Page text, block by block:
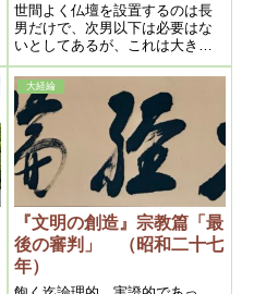
世間よく仏壇を設置するのは長
男だけで、次男以下は必要はな
いとしてあるが、これは大きな
誤りである。何となれば両親が
生きているとして、長男だけが
好遇し、次男以下は冷遇または
寄付けさせないとしたら、大な
る親不幸となるではないか。そ
ういう場合霊界におられる両親
は気づかせようとして種々の方
法をとるのである。そのために
病人が出来るという事もあるか
ら注意すべきである。
大経綸
『文明の創造』宗教篇「最
後の審判」 （昭和二十七
年）